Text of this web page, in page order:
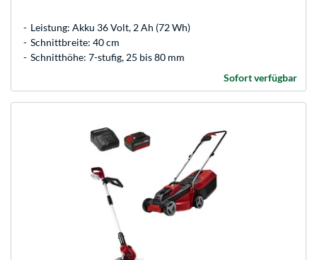
Leistung: Akku 36 Volt, 2 Ah (72 Wh)
Schnittbreite: 40 cm
Schnitthöhe: 7-stufig, 25 bis 80 mm
Sofort verfügbar